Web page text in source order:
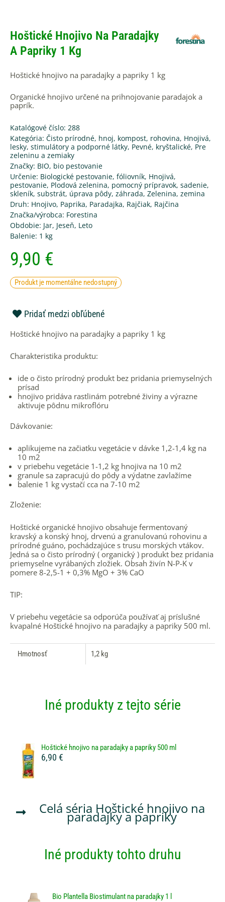
Hoštické Hnojivo Na Paradajky
A Papriky 1 Kg
Hoštické hnojivo na paradajky a papriky 1 kg
Organické hnojivo určené na prihnojovanie paradajok a
paprík.
Katalógové číslo: 288
Kategória: Čisto prírodné, hnoj, kompost, rohovina, Hnojivá,
lesky, stimulátory a podporné látky, Pevné, kryštalické, Pre
zeleninu a zemiaky
Značky: BIO, bio pestovanie
Určenie: Biologické pestovanie, fóliovník, Hnojivá,
pestovanie, Plodová zelenina, pomocný prípravok, sadenie,
skleník, substrát, úprava pôdy, záhrada, Zelenina, zemina
Druh: Hnojivo, Paprika, Paradajka, Rajčiak, Rajčina
Značka/výrobca: Forestina
Obdobie: Jar, Jeseň, Leto
Balenie: 1 kg
9,90 €
Produkt je momentálne nedostupný
Pridať medzi obľúbené
Hoštické hnojivo na paradajky a papriky 1 kg
Charakteristika produktu:
ide o čisto prírodný produkt bez pridania priemyselných
prísad
hnojivo pridáva rastlinám potrebné živiny a výrazne
aktivuje pôdnu mikroflóru
Dávkovanie:
aplikujeme na začiatku vegetácie v dávke 1,2-1,4 kg na
10 m2
v priebehu vegetácie 1-1,2 kg hnojiva na 10 m2
granule sa zapracujú do pôdy a výdatne zavlažíme
balenie 1 kg vystačí cca na 7-10 m2
Zloženie:
Hoštické organické hnojivo obsahuje fermentovaný
kravský a konský hnoj, drvenú a granulovanú rohovinu a
prírodné guáno, pochádzajúce s trusu morských vtákov.
Jedná sa o čisto prírodný ( organický ) produkt bez pridania
priemyselne vyrábaných zložiek. Obsah živín N-P-K v
pomere 8-2,5-1 + 0,3% MgO + 3% CaO
TIP:
V priebehu vegetácie sa odporúča používať aj príslušné
kvapalné Hoštické hnojivo na paradajky a papriky 500 ml.
Hmotnosť 1,2 kg
Iné produkty z tejto série
Hoštické hnojivo na paradajky a papriky 500 ml
6,90 €
Celá séria Hoštické hnojivo na
paradajky a papriky
Iné produkty tohto druhu
Bio Plantella Biostimulant na paradajky 1 l